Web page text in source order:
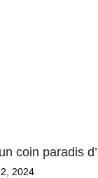
coin paradis
2024